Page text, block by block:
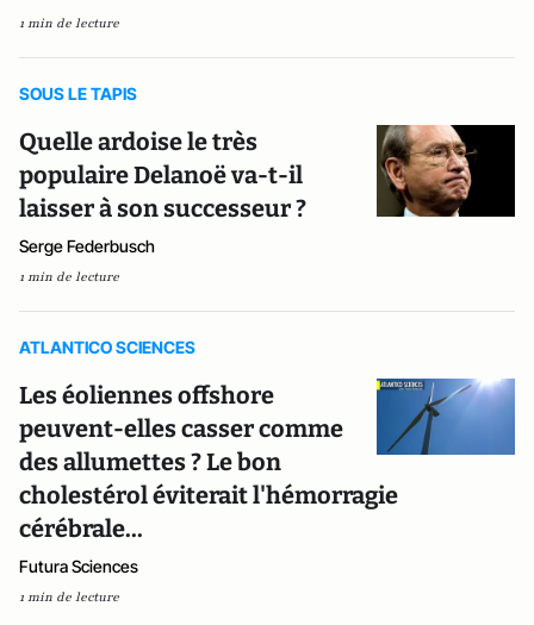
1 min de lecture
SOUS LE TAPIS
Quelle ardoise le très
populaire Delanoë va-t-il
laisser à son successeur ?
Serge Federbusch
1 min de lecture
ATLANTICO SCIENCES
Les éoliennes offshore
peuvent-elles casser comme
des allumettes ? Le bon
cholestérol éviterait l'hémorragie
cérébrale...
Futura Sciences
1 min de lecture